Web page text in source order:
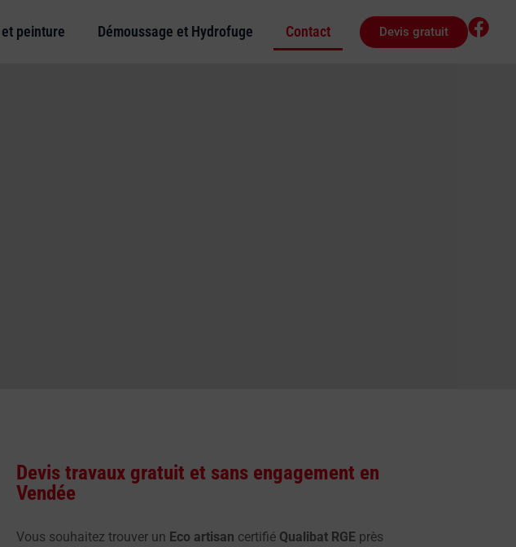
peinture Démoussage et Hydrofuge Contact Devis gratuit
Devis travaux gratuit et sans engagement en
Vendée
Vous souhaitez trouver un Eco artisan certifié Qualibat RGE près